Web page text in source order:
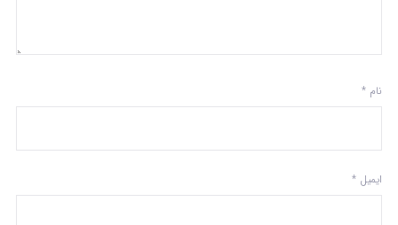
نام *
ایمیل *